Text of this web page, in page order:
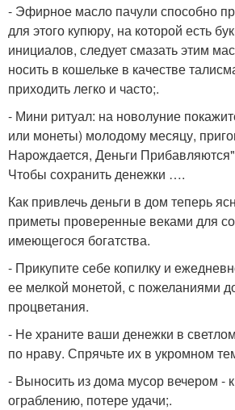
- Эфирное масло пачули способно
для этого купюру, на которой есть
инициалов, следует смазать этим
носить в кошельке в качестве
приходить легко и часто;.
- Мини ритуал: на новолуние
или монеты) молодому месяцу,
Нарождается, Деньги
Чтобы сохранить денежки ….
Как привлечь деньги в дом теперь
приметы проверенные веками для
имеющегося богатства.
- Прикупите себе копилку и
ее мелкой монетой, с пожеланиями
процветания.
- Не храните ваши денежки в
по нраву. Спрячьте их в укромном
- Выносить из дома мусор вечером -
ограблению, потере удачи;.